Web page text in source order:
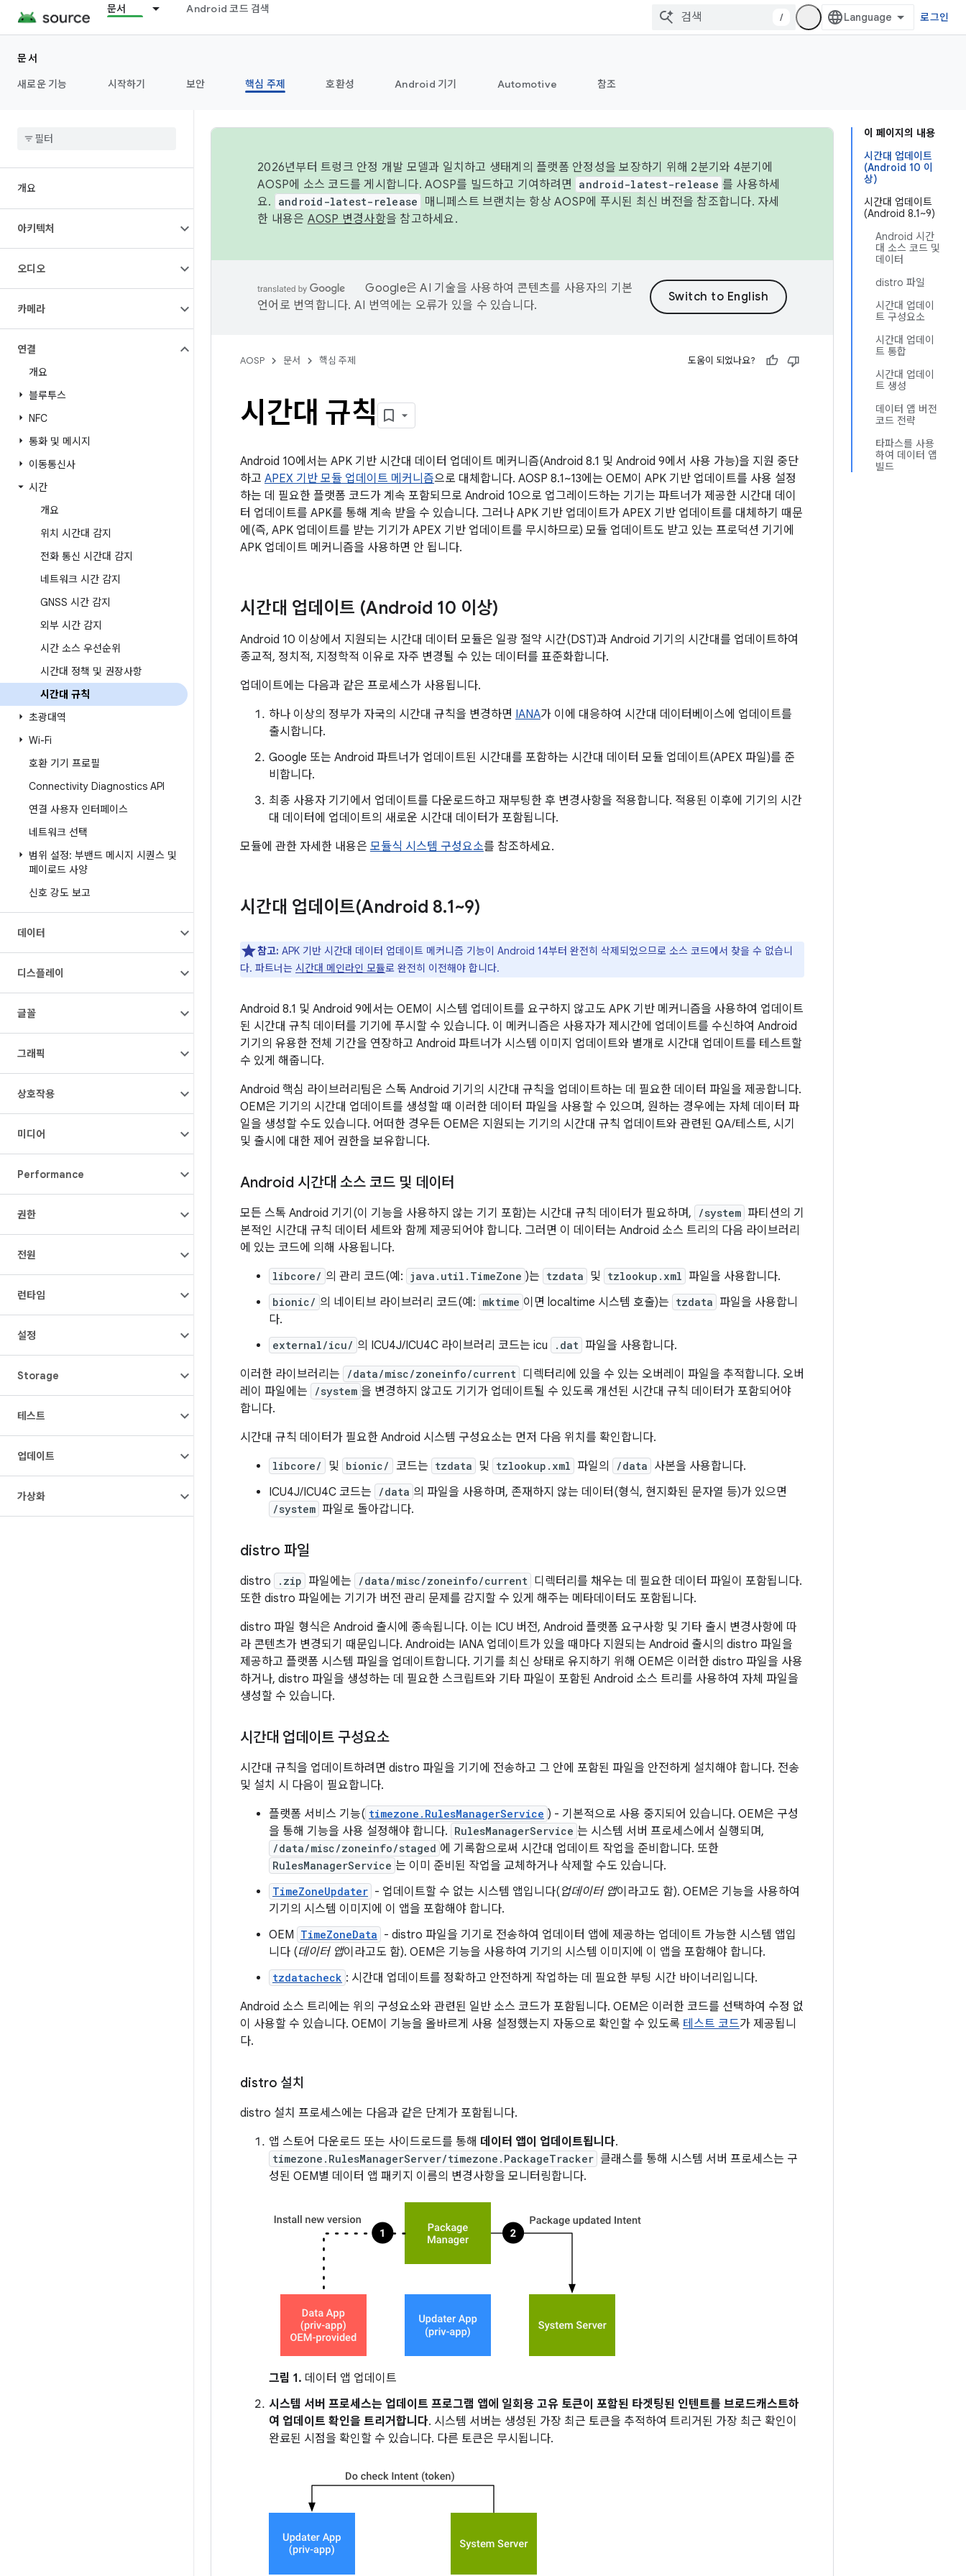
문서 Android 코드 검색
/ 로그인
문서
새로운 기능
시작하기 보안 핵심 주제 호환성 Android 기기 Automotive 참조
개요
아키텍처
오디오
카메라
연결
개요
블루투스
NFC
통화 및 메시지
이동통신사
시간
개요
위치 시간대 감지
전화 통신 시간대 감지
네트워크 시간 감지
GNSS 시간 감지
외부 시간 감지
시간 소스 우선순위
시간대 정책 및 권장사항
시간대 규칙
초광대역
Wi-Fi
호환 기기 프로필
Connectivity Diagnostics API
연결 사용자 인터페이스
네트워크 선택
범위 설정: 부밴드 메시지 시퀀스 및
페이로드 사양
신호 강도 보고
데이터
디스플레이
글꼴
그래픽
상호작용
미디어
Performance
권한
전원
런타임
설정
Storage
테스트
업데이트
가상화
이 페이지의 내용
시간대 업데이트
(Android 10 이
상)
시간대 업데이트
(Android 8.1~9)
Android 시간
대 소스 코드 및
데이터
distro 파일
시간대 업데이
트 구성요소
시간대 업데이
트 통합
시간대 업데이
트 생성
데이터 앱 버전
코드 전략
타파스를 사용
하여 데이터 앱
빌드
2026년부터 트렁크 안정 개발 모델과 일치하고 생태계의 플랫폼 안정성을 보장하기 위해 2분기와 4분기에
AOSP에 소스 코드를 게시합니다. AOSP를 빌드하고 기여하려면
android-latest-release 를 사용하세
요.
android-latest-release
매니페스트 브랜치는 항상 AOSP에 푸시된 최신 버전을 참조합니다. 자세
한 내용은 AOSP 변경사항을 참고하세요.
Google은 AI 기술을 사용하여 콘텐츠를 사용자의 기본
언어로 번역합니다. AI 번역에는 오류가 있을 수 있습니다.
AOSP 문서 핵심 주제 도움이 되었나요?
시간대 규칙
Android 10에서는 APK 기반 시간대 데이터 업데이트 메커니즘(Android 8.1 및 Android 9에서 사용 가능)을 지원 중단
하고 APEX 기반 모듈 업데이트 메커니즘으로 대체합니다. AOSP 8.1~13에는 OEM이 APK 기반 업데이트를 사용 설정
하는 데 필요한 플랫폼 코드가 계속 포함되므로 Android 10으로 업그레이드하는 기기는 파트너가 제공한 시간대 데이
터 업데이트를 APK를 통해 계속 받을 수 있습니다. 그러나 APK 기반 업데이트가 APEX 기반 업데이트를 대체하기 때문
에(즉, APK 업데이트를 받는 기기가 APEX 기반 업데이트를 무시하므로) 모듈 업데이트도 받고 있는 프로덕션 기기에
APK 업데이트 메커니즘을 사용하면 안 됩니다.
시간대 업데이트 (Android 10 이상)
Android 10 이상에서 지원되는 시간대 데이터 모듈은 일광 절약 시간(DST)과 Android 기기의 시간대를 업데이트하여
종교적, 정치적, 지정학적 이유로 자주 변경될 수 있는 데이터를 표준화합니다.
업데이트에는 다음과 같은 프로세스가 사용됩니다.
하나 이상의 정부가 자국의 시간대 규칙을 변경하면 IANA가 이에 대응하여 시간대 데이터베이스에 업데이트를
출시합니다.
Google 또는 Android 파트너가 업데이트된 시간대를 포함하는 시간대 데이터 모듈 업데이트(APEX 파일)를 준
비합니다.
최종 사용자 기기에서 업데이트를 다운로드하고 재부팅한 후 변경사항을 적용합니다. 적용된 이후에 기기의 시간
대 데이터에 업데이트의 새로운 시간대 데이터가 포함됩니다.
모듈에 관한 자세한 내용은 모듈식 시스템 구성요소를 참조하세요.
시간대 업데이트(Android 8.1~9)
참고: APK 기반 시간대 데이터 업데이트 메커니즘 기능이 Android 14부터 완전히 삭제되었으므로 소스 코드에서 찾을 수 없습니
다. 파트너는 시간대 메인라인 모듈로 완전히 이전해야 합니다.
Android 8.1 및 Android 9에서는 OEM이 시스템 업데이트를 요구하지 않고도 APK 기반 메커니즘을 사용하여 업데이트
된 시간대 규칙 데이터를 기기에 푸시할 수 있습니다. 이 메커니즘은 사용자가 제시간에 업데이트를 수신하여 Android
기기의 유용한 전체 기간을 연장하고 Android 파트너가 시스템 이미지 업데이트와 별개로 시간대 업데이트를 테스트할
수 있게 해줍니다.
Android 핵심 라이브러리팀은 스톡 Android 기기의 시간대 규칙을 업데이트하는 데 필요한 데이터 파일을 제공합니다.
OEM은 기기의 시간대 업데이트를 생성할 때 이러한 데이터 파일을 사용할 수 있으며, 원하는 경우에는 자체 데이터 파
일을 생성할 수도 있습니다. 어떠한 경우든 OEM은 지원되는 기기의 시간대 규칙 업데이트와 관련된 QA/테스트, 시기
및 출시에 대한 제어 권한을 보유합니다.
Android 시간대 소스 코드 및 데이터
모든 스톡 Android 기기(이 기능을 사용하지 않는 기기 포함)는 시간대 규칙 데이터가 필요하며, /system 파티션의 기
본적인 시간대 규칙 데이터 세트와 함께 제공되어야 합니다. 그러면 이 데이터는 Android 소스 트리의 다음 라이브러리
에 있는 코드에 의해 사용됩니다.
libcore/ 의 관리 코드(예: java.util.TimeZone )는 tzdata 및 tzlookup.xml 파일을 사용합니다.
bionic/ 의 네이티브 라이브러리 코드(예: mktime 이면 localtime 시스템 호출)는 tzdata 파일을 사용합니
다.
external/icu/ 의 ICU4J/ICU4C 라이브러리 코드는 icu .dat 파일을 사용합니다.
이러한 라이브러리는
/data/misc/zoneinfo/current 디렉터리에 있을 수 있는 오버레이 파일을 추적합니다. 오버
레이 파일에는
/system 을 변경하지 않고도 기기가 업데이트될 수 있도록 개선된 시간대 규칙 데이터가 포함되어야
합니다.
시간대 규칙 데이터가 필요한 Android 시스템 구성요소는 먼저 다음 위치를 확인합니다.
libcore/ 및 bionic/ 코드는 tzdata 및 tzlookup.xml 파일의 /data 사본을 사용합니다.
ICU4J/ICU4C 코드는
/data 의 파일을 사용하며, 존재하지 않는 데이터(형식, 현지화된 문자열 등)가 있으면
/system 파일로 돌아갑니다.
distro 파일
distro .zip 파일에는 /data/misc/zoneinfo/current 디렉터리를 채우는 데 필요한 데이터 파일이 포함됩니다.
또한 distro 파일에는 기기가 버전 관리 문제를 감지할 수 있게 해주는 메타데이터도 포함됩니다.
distro 파일 형식은 Android 출시에 종속됩니다. 이는 ICU 버전, Android 플랫폼 요구사항 및 기타 출시 변경사항에 따
라 콘텐츠가 변경되기 때문입니다. Android는 IANA 업데이트가 있을 때마다 지원되는 Android 출시의 distro 파일을
제공하고 플랫폼 시스템 파일을 업데이트합니다. 기기를 최신 상태로 유지하기 위해 OEM은 이러한 distro 파일을 사용
하거나, distro 파일을 생성하는 데 필요한 스크립트와 기타 파일이 포함된 Android 소스 트리를 사용하여 자체 파일을
생성할 수 있습니다.
시간대 업데이트 구성요소
시간대 규칙을 업데이트하려면 distro 파일을 기기에 전송하고 그 안에 포함된 파일을 안전하게 설치해야 합니다. 전송
및 설치 시 다음이 필요합니다.
플랫폼 서비스 기능( timezone.RulesManagerService ) - 기본적으로 사용 중지되어 있습니다. OEM은 구성
을 통해 기능을 사용 설정해야 합니다. RulesManagerService 는 시스템 서버 프로세스에서 실행되며,
/data/misc/zoneinfo/staged 에 기록함으로써 시간대 업데이트 작업을 준비합니다. 또한
RulesManagerService 는 이미 준비된 작업을 교체하거나 삭제할 수도 있습니다.
TimeZoneUpdater - 업데이트할 수 없는 시스템 앱입니다( 업데이터 앱이라고도 함). OEM은 기능을 사용하여
기기의 시스템 이미지에 이 앱을 포함해야 합니다.
OEM TimeZoneData - distro 파일을 기기로 전송하여 업데이터 앱에 제공하는 업데이트 가능한 시스템 앱입
니다 (데이터 앱이라고도 함). OEM은 기능을 사용하여 기기의 시스템 이미지에 이 앱을 포함해야 합니다.
tzdatacheck : 시간대 업데이트를 정확하고 안전하게 작업하는 데 필요한 부팅 시간 바이너리입니다.
Android 소스 트리에는 위의 구성요소와 관련된 일반 소스 코드가 포함됩니다. OEM은 이러한 코드를 선택하여 수정 없
이 사용할 수 있습니다. OEM이 기능을 올바르게 사용 설정했는지 자동으로 확인할 수 있도록 테스트 코드가 제공됩니
다.
distro 설치
distro 설치 프로세스에는 다음과 같은 단계가 포함됩니다.
앱 스토어 다운로드 또는 사이드로드를 통해 데이터 앱이 업데이트됩니다.
timezone.RulesManagerServer/timezone.PackageTracker 클래스를 통해 시스템 서버 프로세스는 구
성된 OEM별 데이터 앱 패키지 이름의 변경사항을 모니터링합니다.
그림 1. 데이터 앱 업데이트
시스템 서버 프로세스는 업데이트 프로그램 앱에 일회용 고유 토큰이 포함된 타겟팅된 인텐트를 브로드캐스트하
여 업데이트 확인을 트리거합니다. 시스템 서버는 생성된 가장 최근 토큰을 추적하여 트리거된 가장 최근 확인이
완료된 시점을 확인할 수 있습니다. 다른 토큰은 무시됩니다.